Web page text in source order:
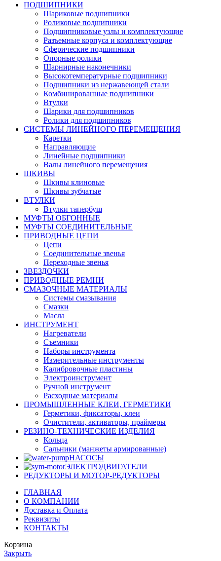
ПОДШИПНИКИ
Шариковые подшипники
Роликовые подшипники
Подшипниковые узлы и комплектующие
Разъемные корпуса и комплектующие
Сферические подшипники
Опорные ролики
Шарнирные наконечники
Высокотемпературные подшипники
Подшипники из нержавеющей стали
Комбинированные подшипники
Втулки
Шарики для подшипников
Ролики для подшипников
СИСТЕМЫ ЛИНЕЙНОГО ПЕРЕМЕЩЕНИЯ
Каретки
Направляющие
Линейные подшипники
Валы линейного перемещения
ШКИВЫ
Шкивы клиновые
Шкивы зубчатые
ВТУЛКИ
Втулки тапербуш
МУФТЫ ОБГОННЫЕ
МУФТЫ СОЕДИНИТЕЛЬНЫЕ
ПРИВОДНЫЕ ЦЕПИ
Цепи
Соединительные звенья
Переходные звенья
ЗВЕЗДОЧКИ
ПРИВОДНЫЕ РЕМНИ
СМАЗОЧНЫЕ МАТЕРИАЛЫ
Системы смазывания
Смазки
Масла
ИНСТРУМЕНТ
Нагреватели
Съемники
Наборы инструмента
Измерительные инструменты
Калибровочные пластины
Электроинструмент
Ручной инструмент
Расходные материалы
ПРОМЫШЛЕННЫЕ КЛЕИ, ГЕРМЕТИКИ
Герметики, фиксаторы, клеи
Очистители, активаторы, праймеры
РЕЗИНО-ТЕХНИЧЕСКИЕ ИЗДЕЛИЯ
Кольца
Сальники (манжеты армированные)
НАСОСЫ
ЭЛЕКТРОДВИГАТЕЛИ
РЕДУКТОРЫ И МОТОР-РЕДУКТОРЫ
ГЛАВНАЯ
О КОМПАНИИ
Доставка и Оплата
Реквизиты
КОНТАКТЫ
Корзина
Закрыть